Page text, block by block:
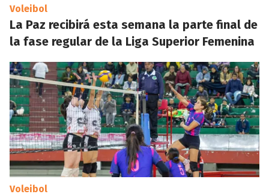
Voleibol
La Paz recibirá esta semana la parte final de
la fase regular de la Liga Superior Femenina
Voleibol